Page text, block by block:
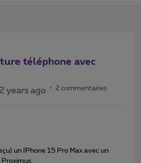
téléphone avec
years ago 2 commentaires
un IPhone 15 Pro Max avec un